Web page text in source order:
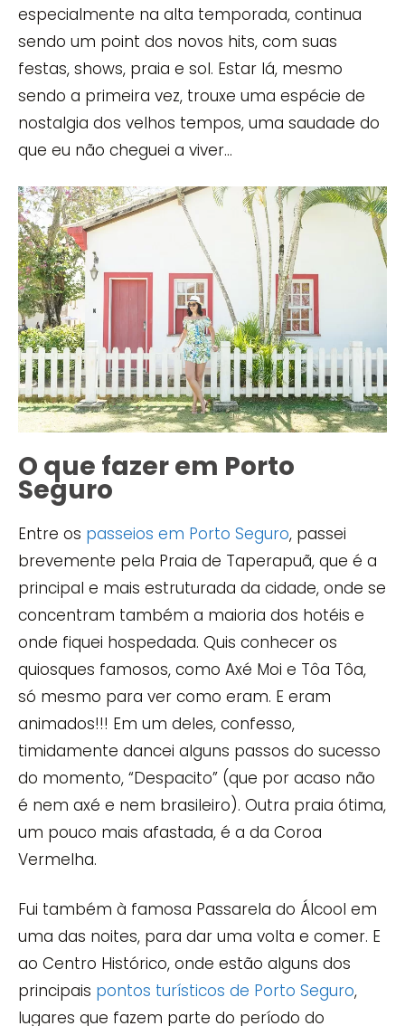
especialmente na alta temporada, continua
sendo um point dos novos hits, com suas
festas, shows, praia e sol. Estar lá, mesmo
sendo a primeira vez, trouxe uma espécie de
nostalgia dos velhos tempos, uma saudade do
que eu não cheguei a viver…
O que fazer em Porto
Seguro
Entre os passeios em Porto Seguro, passei
brevemente pela Praia de Taperapuã, que é a
principal e mais estruturada da cidade, onde se
concentram também a maioria dos hotéis e
onde fiquei hospedada. Quis conhecer os
quiosques famosos, como Axé Moi e Tôa Tôa,
só mesmo para ver como eram. E eram
animados!!! Em um deles, confesso,
timidamente dancei alguns passos do sucesso
do momento, “Despacito” (que por acaso não
é nem axé e nem brasileiro). Outra praia ótima,
um pouco mais afastada, é a da Coroa
Vermelha.
Fui também à famosa Passarela do Álcool em
uma das noites, para dar uma volta e comer. E
ao Centro Histórico, onde estão alguns dos
principais pontos turísticos de Porto Seguro,
lugares que fazem parte do período do